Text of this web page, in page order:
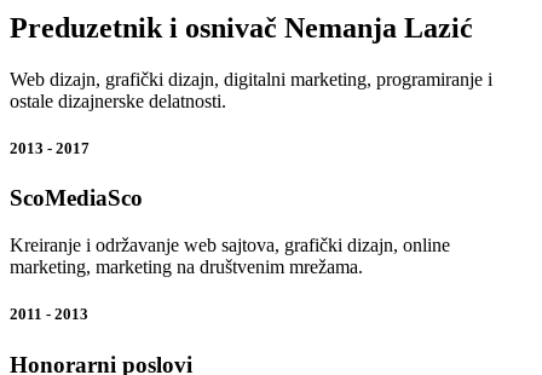
Preduzetnik i osnivač Nemanja Lazić
Web dizajn, grafički dizajn, digitalni marketing, programiranje i
ostale dizajnerske delatnosti.
2013 - 2017
ScoMediaSco
Kreiranje i održavanje web sajtova, grafički dizajn, online
marketing, marketing na društvenim mrežama.
2011 - 2013
Honorarni poslovi